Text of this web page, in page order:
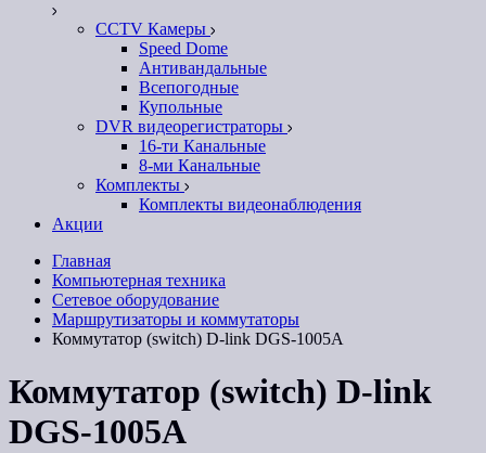
CCTV Камеры
Speed Dome
Антивандальные
Всепогодные
Купольные
DVR видеорегистраторы
16-ти Канальные
8-ми Канальные
Комплекты
Комплекты видеонаблюдения
Акции
Главная
Компьютерная техника
Сетевое оборудование
Маршрутизаторы и коммутаторы
Коммутатор (switch) D-link DGS-1005A
Коммутатор (switch) D-link
DGS-1005A